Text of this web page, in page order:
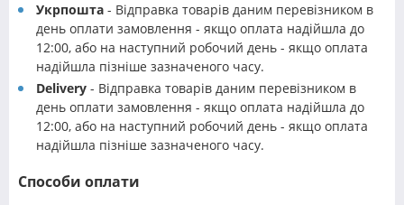
Укрпошта - Відправка товарів даним перевізником в
день оплати замовлення - якщо оплата надійшла до
12:00, або на наступний робочий день - якщо оплата
надійшла пізніше зазначеного часу.
Delivery - Відправка товарів даним перевізником в
день оплати замовлення - якщо оплата надійшла до
12:00, або на наступний робочий день - якщо оплата
надійшла пізніше зазначеного часу.
Способи оплати